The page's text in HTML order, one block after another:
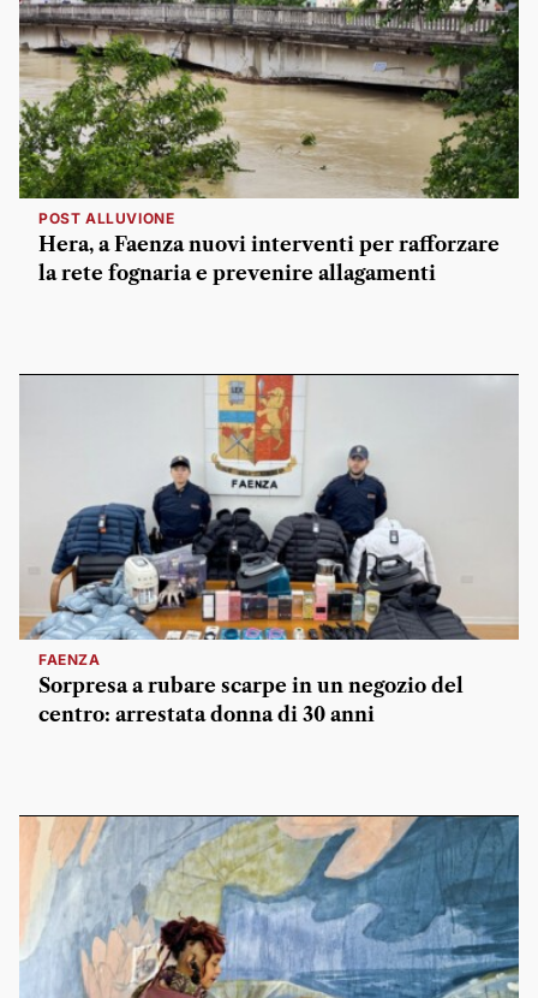
POST ALLUVIONE
Hera, a Faenza nuovi interventi per rafforzare
la rete fognaria e prevenire allagamenti
FAENZA
Sorpresa a rubare scarpe in un negozio del
centro: arrestata donna di 30 anni